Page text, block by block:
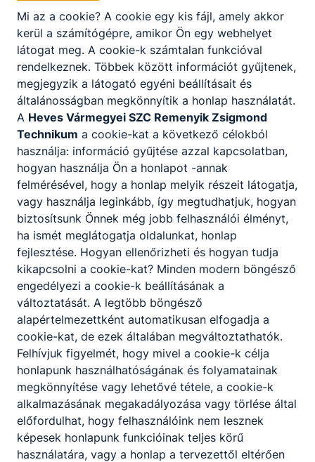
A programban mentor tanár közreműködésével
minden tanuló egyéni, a saját képességeinek és
terveinek megfelelő fejlesztést kap.
A Dobbantó programban való részvétel feltételei:
A Dobbantó programban az vehet részt, aki 16.
életévét betöltötte és alapfokú végzettséggel
nem rendelkezik.
A Dobbantó program célja:
alapkompetencia-hiányok csökkentése
foglalkoztatók által elvárt kompetenciák
fejlesztése
a szakképzésbe való belépés megalapozása
Partnereink
Mi az a cookie? A cookie egy kis fájl, amely akkor
kerül a számítógépre, amikor Ön egy webhelyet
látogat meg. A cookie-k számtalan funkcióval
rendelkeznek. Többek között információt gyűjtenek,
megjegyzik a látogató egyéni beállításait és
általánosságban megkönnyítik a honlap használatát.
A Heves Vármegyei SZC Remenyik Zsigmond
Technikum a cookie-kat a következő célokból
használja: információ gyűjtése azzal kapcsolatban,
hogyan használja Ön a honlapot -annak
felmérésével, hogy a honlap melyik részeit látogatja,
vagy használja leginkább, így megtudhatjuk, hogyan
biztosítsunk Önnek még jobb felhasználói élményt,
ha ismét meglátogatja oldalunkat, honlap
fejlesztése. Hogyan ellenőrizheti és hogyan tudja
kikapcsolni a cookie-kat? Minden modern böngésző
engedélyezi a cookie-k beállításának a
változtatását. A legtöbb böngésző
alapértelmezettként automatikusan elfogadja a
cookie-kat, de ezek általában megváltoztathatók.
Felhívjuk figyelmét, hogy mivel a cookie-k célja
honlapunk használhatóságának és folyamatainak
megkönnyítése vagy lehetővé tétele, a cookie-k
alkalmazásának megakadályozása vagy törlése által
előfordulhat, hogy felhasználóink nem lesznek
képesek honlapunk funkcióinak teljes körű
használatára, vagy a honlap a tervezettől eltérően